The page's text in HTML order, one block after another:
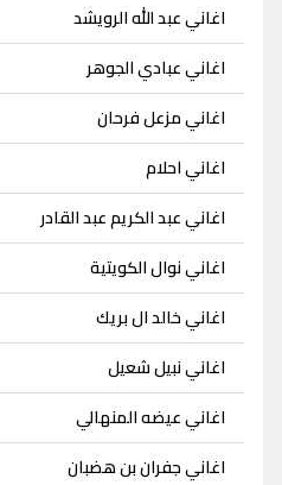
اغاني عبد الله الرويشد
اغاني عبادي الجوهر
اغاني مزعل فرحان
اغاني احلام
اغاني عبد الكريم عبد القادر
اغاني نوال الكويتية
اغاني خالد ال بريك
اغاني نبيل شعيل
اغاني عيضه المنهالي
اغاني جفران بن هضبان